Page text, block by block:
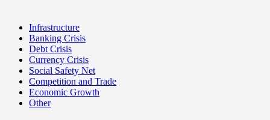
Infrastructure
Banking Crisis
Debt Crisis
Currency Crisis
Social Safety Net
Competition and Trade
Economic Growth
Other